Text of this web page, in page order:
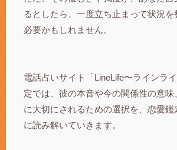
るとしたら、一度立ち止まって状況
必要かもしれません。
電話占いサイト「LineLife〜ラインラ
定では、彼の本音や今の関係性の意味
に大切にされるための選択を、恋愛
に読み解いていきます。